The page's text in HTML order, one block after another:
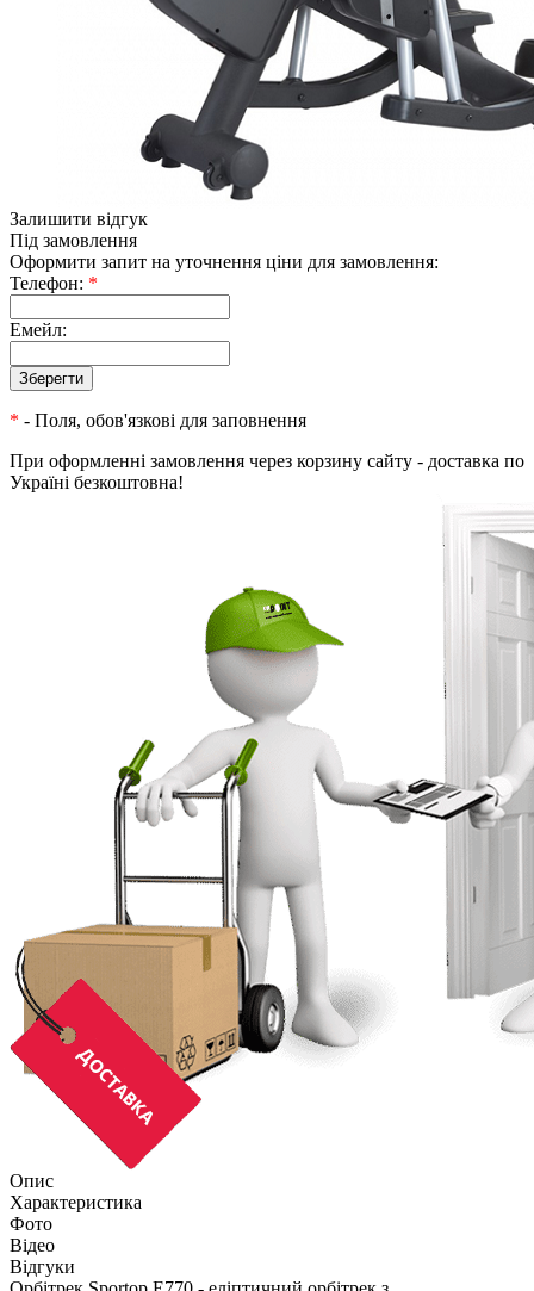
Залишити відгук
Під замовлення
Оформити запит на уточнення ціни для замовлення:
Телефон: *
Емейл:
* - Поля, обов'язкові для заповнення
При оформленні замовлення через корзину сайту - доставка по
Україні безкоштовна!
Опис
Характеристика
Фото
Відео
Відгуки